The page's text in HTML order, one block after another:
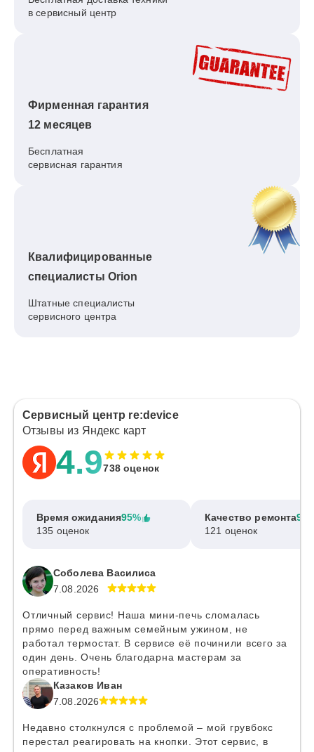
в сервисный центр
Фирменная гарантия
12 месяцев
Бесплатная
сервисная гарантия
Квалифицированные
специалисты Orion
Штатные специалисты
сервисного центра
Сервисный центр re:device
Отзывы из Яндекс карт
4.9738 оценок
Время ожидания95%
135 оценок
Качество ремонта
121 оценок
Соболева Василиса
7.08.2026
Отличный сервис! Наша мини-печь сломалась
прямо перед важным семейным ужином, не
работал термостат. В сервисе её починили всего за
один день. Очень благодарна мастерам за
оперативность!
Казаков Иван
7.08.2026
Недавно столкнулся с проблемой – мой грувбокс
перестал реагировать на кнопки. Этот сервис, в